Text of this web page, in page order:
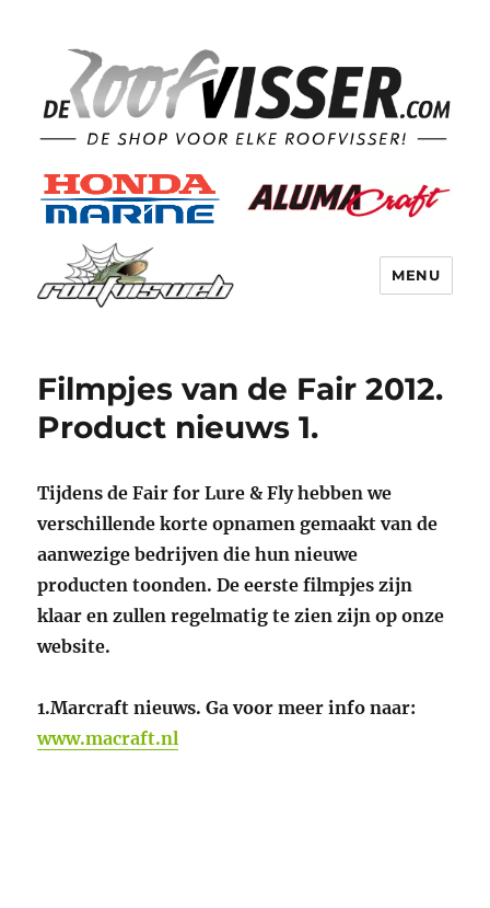
MENU
Filmpjes van de Fair 2012.
Product nieuws 1.
Tijdens de Fair for Lure & Fly hebben we
verschillende korte opnamen gemaakt van de
aanwezige bedrijven die hun nieuwe
producten toonden. De eerste filmpjes zijn
klaar en zullen regelmatig te zien zijn op onze
website.
1.Marcraft nieuws. Ga voor meer info naar:
www.macraft.nl